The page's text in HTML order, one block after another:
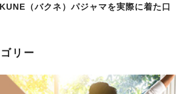
（バクネ）パジャマを実際に着た口
ゴリー